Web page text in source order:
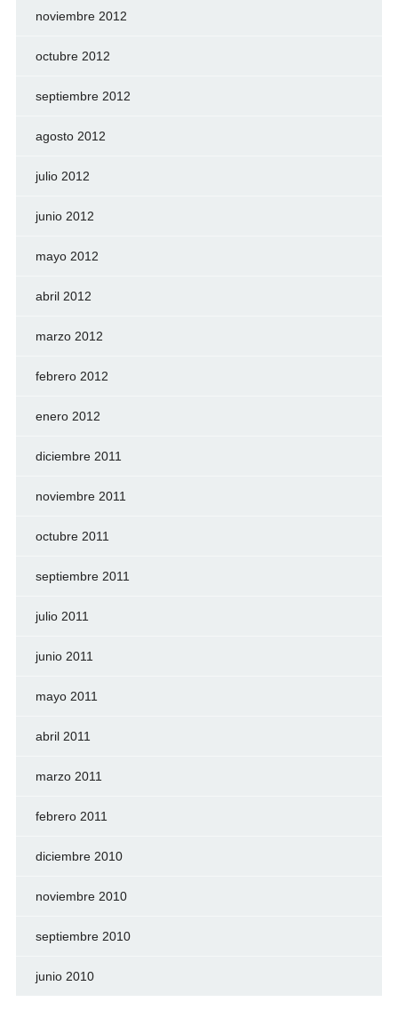
noviembre 2012
octubre 2012
septiembre 2012
agosto 2012
julio 2012
junio 2012
mayo 2012
abril 2012
marzo 2012
febrero 2012
enero 2012
diciembre 2011
noviembre 2011
octubre 2011
septiembre 2011
julio 2011
junio 2011
mayo 2011
abril 2011
marzo 2011
febrero 2011
diciembre 2010
noviembre 2010
septiembre 2010
junio 2010